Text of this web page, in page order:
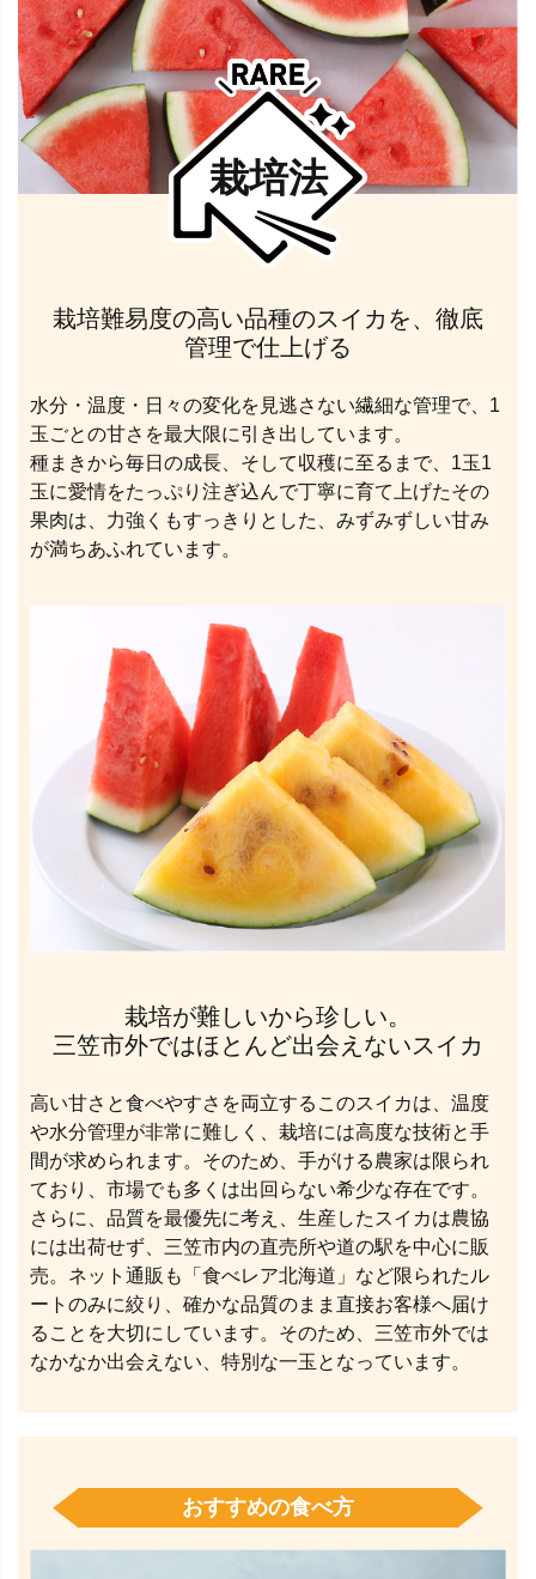
栽培法
栽培難易度の高い品種のスイカを、徹底
管理で仕上げる
水分・温度・日々の変化を見逃さない繊細な管理で、1
玉ごとの甘さを最大限に引き出しています。
種まきから毎日の成長、そして収穫に至るまで、1玉1
玉に愛情をたっぷり注ぎ込んで丁寧に育て上げたその
果肉は、力強くもすっきりとした、みずみずしい甘み
が満ちあふれています。
栽培が難しいから珍しい。
三笠市外ではほとんど出会えないスイカ
高い甘さと食べやすさを両立するこのスイカは、温度
や水分管理が非常に難しく、栽培には高度な技術と手
間が求められます。そのため、手がける農家は限られ
ており、市場でも多くは出回らない希少な存在です。
さらに、品質を最優先に考え、生産したスイカは農協
には出荷せず、三笠市内の直売所や道の駅を中心に販
売。ネット通販も「食べレア北海道」など限られたル
ートのみに絞り、確かな品質のまま直接お客様へ届け
ることを大切にしています。そのため、三笠市外では
なかなか出会えない、特別な一玉となっています。
おすすめの食べ方